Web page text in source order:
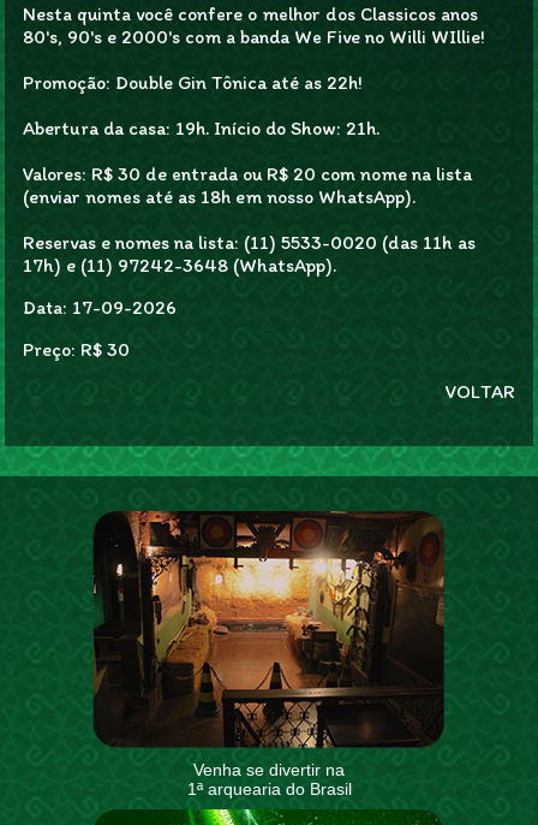
Nesta quinta você confere o melhor dos Classicos anos
80's, 90's e 2000's com a banda We Five no Willi WIllie!
Promoção: Double Gin Tônica até as 22h!
Abertura da casa: 19h. Início do Show: 21h.
Valores: R$ 30 de entrada ou R$ 20 com nome na lista
(enviar nomes até as 18h em nosso WhatsApp).
Reservas e nomes na lista: (11) 5533-0020 (das 11h as
17h) e (11) 97242-3648 (WhatsApp).
Data: 17-09-2026
Preço: R$ 30
VOLTAR
Venha se divertir na
1ª arquearia do Brasil